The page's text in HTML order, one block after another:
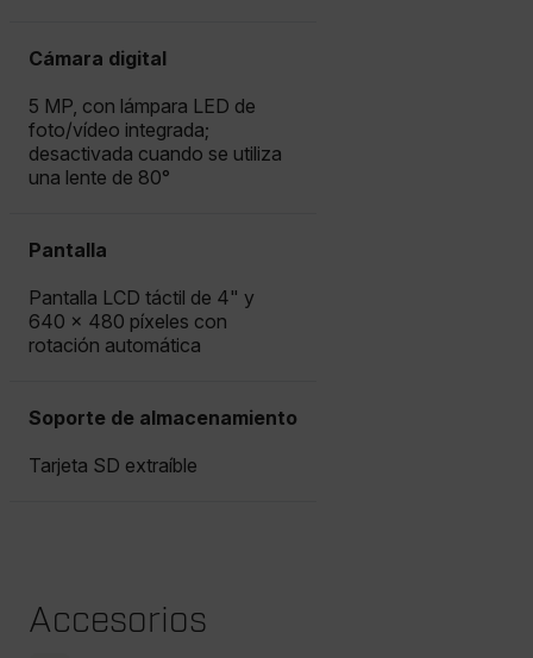
Cámara digital
5 MP, con lámpara LED de
foto/vídeo integrada;
desactivada cuando se utiliza
una lente de 80°
Pantalla
Pantalla LCD táctil de 4" y
640 × 480 píxeles con
rotación automática
Soporte de almacenamiento
Tarjeta SD extraíble
Accesorios
Cookies estrictamente necesarias
Cookies de rendimiento
Cookies de preferencias
web no se puede utilizar correctamente sin las
cookies estrictamente necesarias.
Nombre